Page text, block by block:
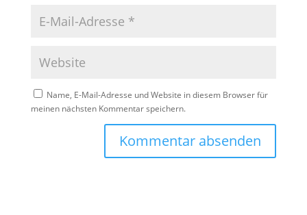
Name, E-Mail-Adresse und Website in diesem Browser für
meinen nächsten Kommentar speichern.